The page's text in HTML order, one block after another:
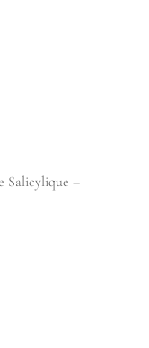
Salicylique –